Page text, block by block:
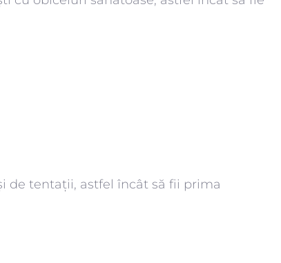
de tentații, astfel încât să fii prima